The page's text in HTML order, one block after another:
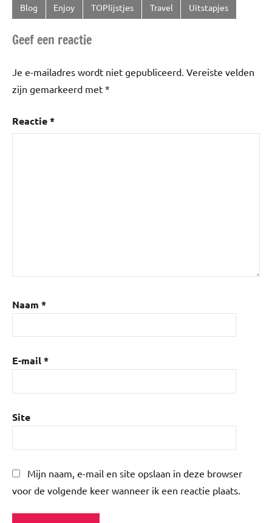
Getagd
Enjoy
Blog Enjoy TOPlijstjes Travel Uitstapjes
Geef een reactie
Je e-mailadres wordt niet gepubliceerd. Vereiste velden
zijn gemarkeerd met *
Reactie*
Naam *
E-mail*
Site
Mijn naam, e-mail en site opslaan in deze browser
voor de volgende keer wanneer ik een reactie plaats.